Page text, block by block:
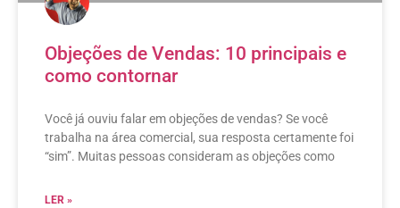
Objeções de Vendas: 10 principais e
como contornar
Você já ouviu falar em objeções de vendas? Se você
trabalha na área comercial, sua resposta certamente foi
“sim”. Muitas pessoas consideram as objeções como
LER »